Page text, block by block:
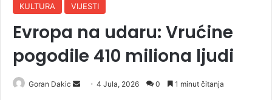
KULTURA VIJESTI
Evropa na udaru: Vrućine
pogodile 410 miliona ljudi
Goran Dakic 4 Jula, 2026 0 1 minut čitanja